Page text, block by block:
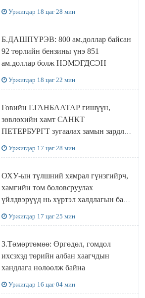
Уржигдар 18 цаг 28 мин
Б.ДАШПҮРЭВ: 800 ам.доллар байсан
92 төрлийн бензины үнэ 851
ам.доллар болж НЭМЭГДСЭН
Уржигдар 18 цаг 22 мин
Говийн Г.ГАНБААТАР гишүүн,
зөвлөхийн хамт САНКТ
ПЕТЕРБУРГТ зугаалах замын зардлаа
Уржигдар 17 цаг 28 мин
ОХУ-ын түлшний хямрал гүнзгийрч,
хамгийн том боловсруулах
үйлдвэрүүд нь хүртэл халдлагын бай
Уржигдар 17 цаг 25 мин
З.Төмөртөмөө: Өргөдөл, гомдол
ихсэхэд төрийн албан хаагчдын
хандлага нөлөөлж байна
Уржигдар 16 цаг 04 мин